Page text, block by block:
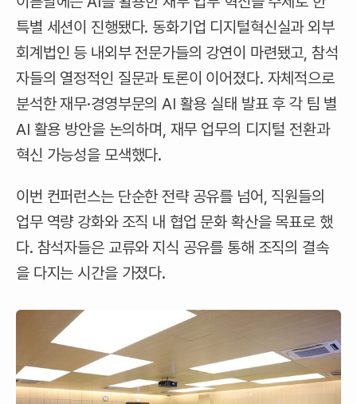
특별 세션이 진행됐다. 동화기업 디지털혁신실과 외부
회계법인 등 내외부 전문가들의 강연이 마련됐고, 참석
자들의 열정적인 질문과 토론이 이어졌다. 자체적으로
분석한 재무·경영부문의 AI 활용 실태 발표 후 각 팀 별
AI 활용 방안을 논의하며, 재무 업무의 디지털 전환과
혁신 가능성을 모색했다.
이번 컨퍼런스는 단순한 전략 공유를 넘어, 직원들의
업무 역량 강화와 조직 내 협업 문화 확산을 목표로 했
다. 참석자들은 교류와 지식 공유를 통해 조직의 결속
을 다지는 시간을 가졌다.